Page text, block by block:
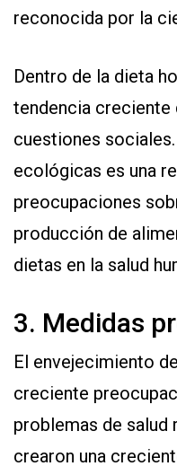
reconocida por la
Dentro de la dieta
tendencia creciente
cuestiones
ecológicas es una
preocupaciones
producción de
dietas en la salud
3. Medidas
El envejecimiento
creciente
problemas de salud
crearon una